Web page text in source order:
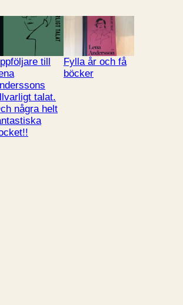
till
talat.
några helt
Fylla år och få
böcker